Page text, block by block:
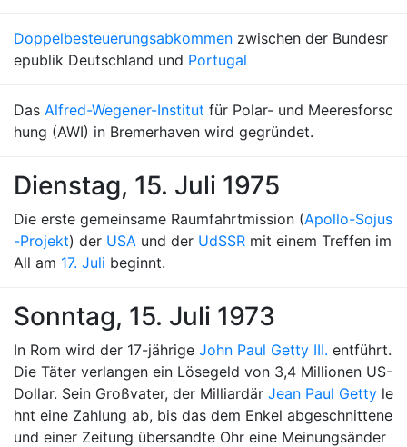
Doppelbesteuerungsabkommen zwischen der Bundesr
epublik Deutschland und Portugal
Das Alfred-Wegener-Institut für Polar- und Meeresforsc
hung (AWI) in Bremerhaven wird gegründet.
Dienstag, 15. Juli 1975
Die erste gemeinsame Raumfahrtmission (Apollo-Sojus
-Projekt) der USA und der UdSSR mit einem Treffen im
All am 17. Juli beginnt.
Sonntag, 15. Juli 1973
In Rom wird der 17-jährige John Paul Getty III. entführt.
Die Täter verlangen ein Lösegeld von 3,4 Millionen US-
Dollar. Sein Großvater, der Milliardär Jean Paul Getty le
hnt eine Zahlung ab, bis das dem Enkel abgeschnittene
und einer Zeitung übersandte Ohr eine Meinungsänder